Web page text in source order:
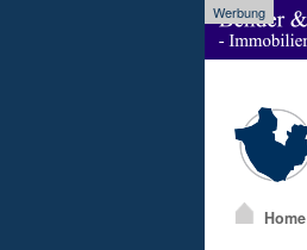
Werbung
Home